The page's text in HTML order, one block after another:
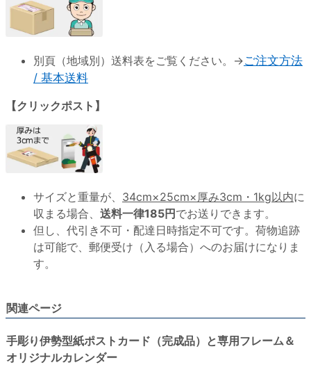
別頁（地域別）送料表をご覧ください。→ご注文方法
/ 基本送料
【クリックポスト】
サイズと重量が、 34cm×25cm×厚み3cm・1kg以内に
収まる場合、 送料一律185円でお送りできます。
但し、代引き不可・配達日時指定不可です。荷物追跡
は可能で、郵便受け（入る場合）へのお届けになりま
す。
関連ページ
手彫り伊勢型紙ポストカード（完成品）と専用フレーム＆
オリジナルカレンダー